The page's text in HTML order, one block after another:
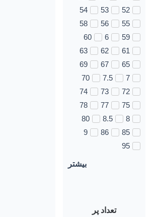
52
53
54
55
56
58
59
6
60
61
62
63
65
67
69
7
7.5
70
72
73
74
75
77
78
8
8.5
80
85
86
9
95
بیشتر
تعداد پر